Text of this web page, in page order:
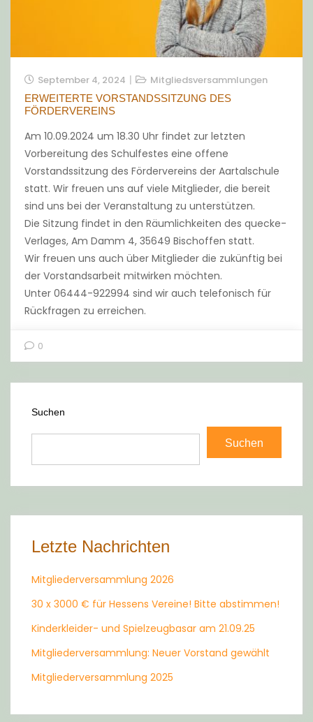
September 4, 2024 Mitgliedsversammlungen
ERWEITERTE VORSTANDSSITZUNG DES
FÖRDERVEREINS
Am 10.09.2024 um 18.30 Uhr findet zur letzten
Vorbereitung des Schulfestes eine offene
Vorstandssitzung des Fördervereins der Aartalschule
statt. Wir freuen uns auf viele Mitglieder, die bereit
sind uns bei der Veranstaltung zu unterstützen.
Die Sitzung findet in den Räumlichkeiten des quecke-
Verlages, Am Damm 4, 35649 Bischoffen statt.
Wir freuen uns auch über Mitglieder die zukünftig bei
der Vorstandsarbeit mitwirken möchten.
Unter 06444-922994 sind wir auch telefonisch für
Rückfragen zu erreichen.
0
Suchen
Suchen
Letzte Nachrichten
Mitgliederversammlung 2026
30 x 3000 € für Hessens Vereine! Bitte abstimmen!
Kinderkleider- und Spielzeugbasar am 21.09.25
Mitgliederversammlung: Neuer Vorstand gewählt
Mitgliederversammlung 2025